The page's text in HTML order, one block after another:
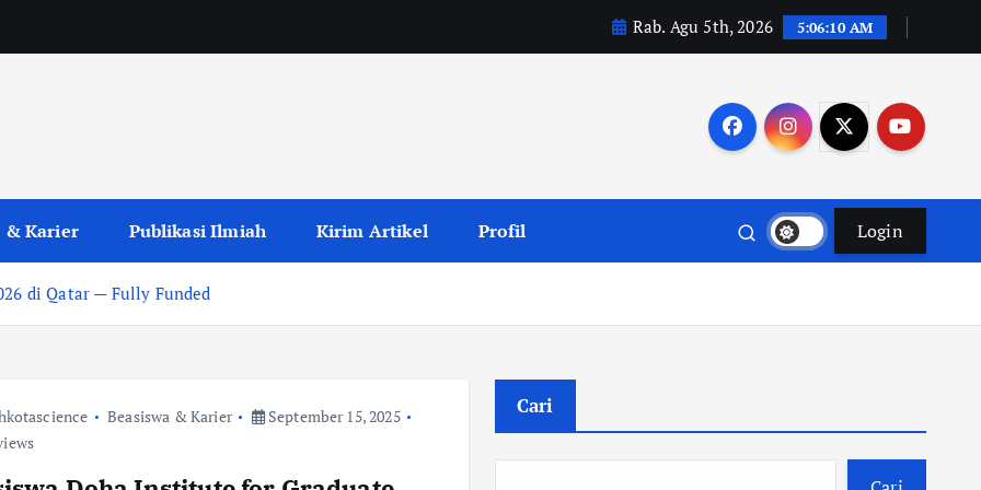
Rab. Agu 5th, 2026 5:06:11 AM
& Karier Publikasi Ilmiah Kirim Artikel Profil Login
di Qatar — Fully Funded
Beasiswa & Karier
September 15, 2025
Cari